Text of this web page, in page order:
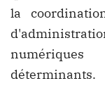
la
déterminants.